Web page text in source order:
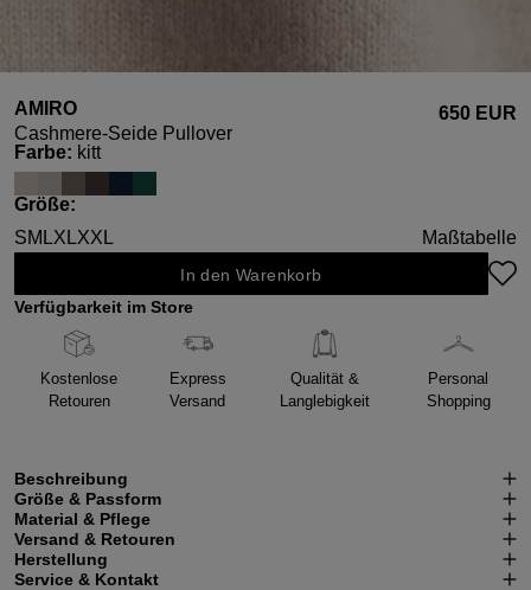
AMIRO
Cashmere-Seide Pullover
650 EUR
Farbeauswählen
: kitt
Größeauswählen
:
SM LXLXXL Maßtabelle
In den Warenkorb
Verfügbarkeit im Store
Kostenlose
Retouren
Express
Versand
Qualität &
Langlebigkeit
Personal
Shopping
Beschreibung
Größe & Passform
Material & Pflege
Versand & Retouren
Herstellung
Service & Kontakt